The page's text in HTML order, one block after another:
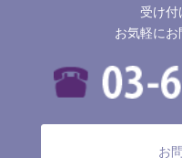
受け付
お気軽にお
お